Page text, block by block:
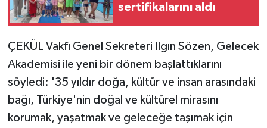
sertifikalarını aldı
ÇEKÜL Vakfı Genel Sekreteri Ilgın Sözen, Gelecek
Akademisi ile yeni bir dönem başlattıklarını
söyledi: '35 yıldır doğa, kültür ve insan arasındaki
bağı, Türkiye'nin doğal ve kültürel mirasını
korumak, yaşatmak ve geleceğe taşımak için